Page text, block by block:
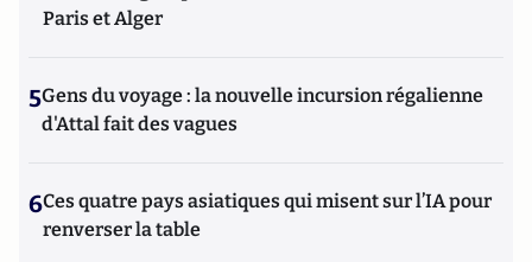
Paris et Alger
5Gens du voyage : la nouvelle incursion régalienne
d'Attal fait des vagues
6Ces quatre pays asiatiques qui misent sur l’IA pour
renverser la table